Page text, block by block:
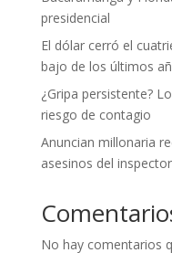
presidencial
El dólar cerró el
bajo de los últimos
¿Gripa persistente?
riesgo de contagio
Anuncian millonaria
asesinos del
No hay comentarios